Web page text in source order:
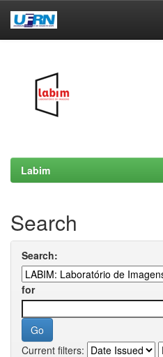
Labim
Search
Search:
for
Current filters: